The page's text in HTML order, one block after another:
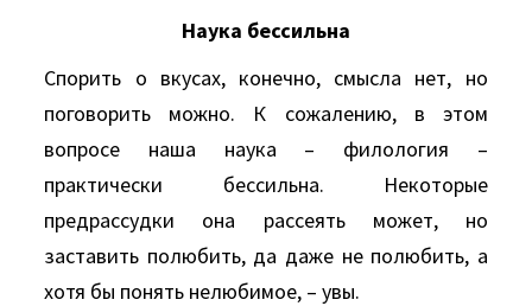
Наука бессильна
Спорить о вкусах, конечно, смысла нет, но
поговорить можно. К сожалению, в этом
вопросе наша наука – филология –
практически бессильна. Некоторые
предрассудки она рассеять может, но
заставить полюбить, да даже не полюбить, а
хотя бы понять нелюбимое, – увы.